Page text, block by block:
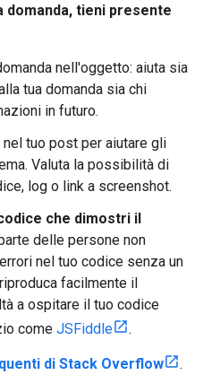
domanda, tieni presente
nell'oggetto: aiuta sia
tua domanda sia chi
in futuro.
nel tuo post per aiutare gli
Valuta la possibilità di
log o link a screenshot.
che dimostri il
delle persone non
nel tuo codice senza un
facilmente il
a ospitare il tuo codice
come JSFiddle .
di Stack Overflow
.